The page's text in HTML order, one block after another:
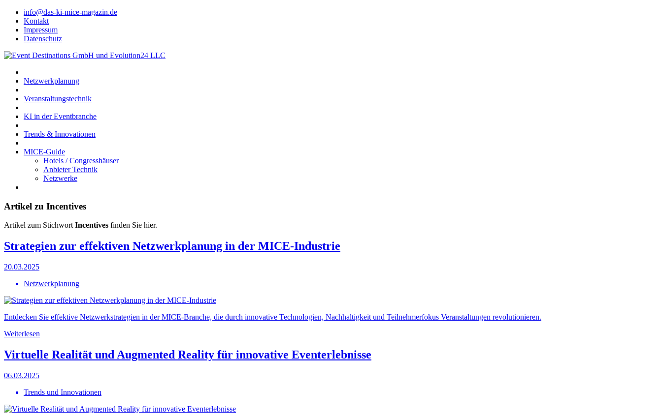
info@das-ki-mice-magazin.de
Kontakt
Impressum
Datenschutz
Netzwerkplanung
Veranstaltungstechnik
KI in der Eventbranche
Trends & Innovationen
MICE-Guide
Hotels / Congresshäuser
Anbieter Technik
Netzwerke
Artikel zu Incentives
Artikel zum StichwortIncentives finden Sie hier.
Strategien zur effektiven Netzwerkplanung in der MICE-Industrie
20.03.2025
Netzwerkplanung
Entdecken Sie effektive Netzwerkstrategien in der MICE-Branche, die durch innovative Technologien, Nachhaltigkeit und Teilnehmerfokus Veranstaltungen revolutionieren.
Weiterlesen
Virtuelle Realität und Augmented Reality für innovative Eventerlebnisse
06.03.2025
Trends und Innovationen